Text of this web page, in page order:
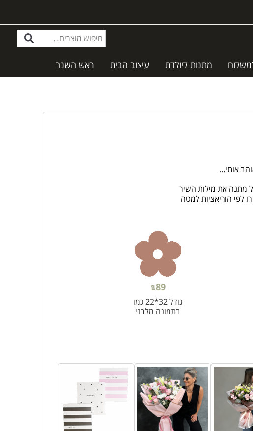
מתנות ליולדת עיצוב הבית ראש השנה
אותי…
מתנה את מילות השיר
לפי הוריאציות למטה
₪89
גודל 32*22 כמו
בתמונה מלבני